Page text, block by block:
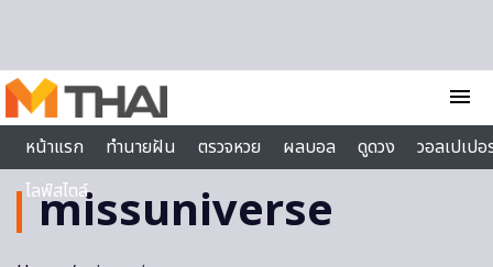
menu
หน้าแรก
ทำนายฝัน ตรวจหวย ผลบอล ดูดวง
วอลเปเป
ไลฟ์สไตล์
missuniverse